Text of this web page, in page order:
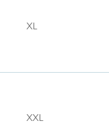
XL
XXL